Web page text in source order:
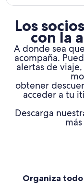
Los
con la
A donde sea
acompaña.
alertas de
obtener
acceder a tu
Descarga
Organiza